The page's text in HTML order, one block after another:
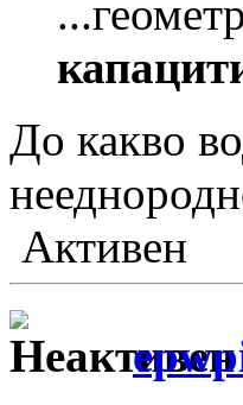
До какво
Активен